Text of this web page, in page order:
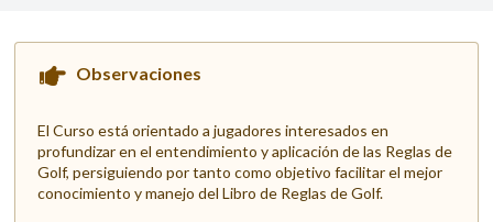
Observaciones
El Curso está orientado a jugadores interesados en
profundizar en el entendimiento y aplicación de las Reglas de
Golf, persiguiendo por tanto como objetivo facilitar el mejor
conocimiento y manejo del Libro de Reglas de Golf.